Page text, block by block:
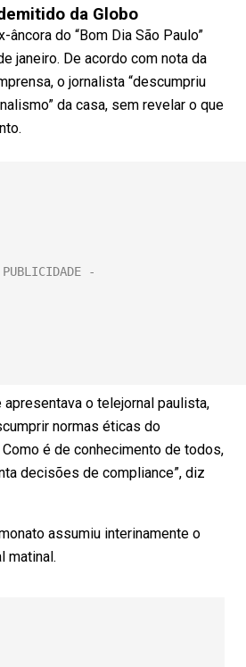
da Globo
do “Bom Dia São Paulo”
janeiro. De acordo com nota da
o jornalista “descumpriu
da casa, sem revelar o que
apresentava o telejornal paulista,
normas éticas do
é de conhecimento de todos,
decisões de compliance”, diz
assumiu interinamente o
matinal.